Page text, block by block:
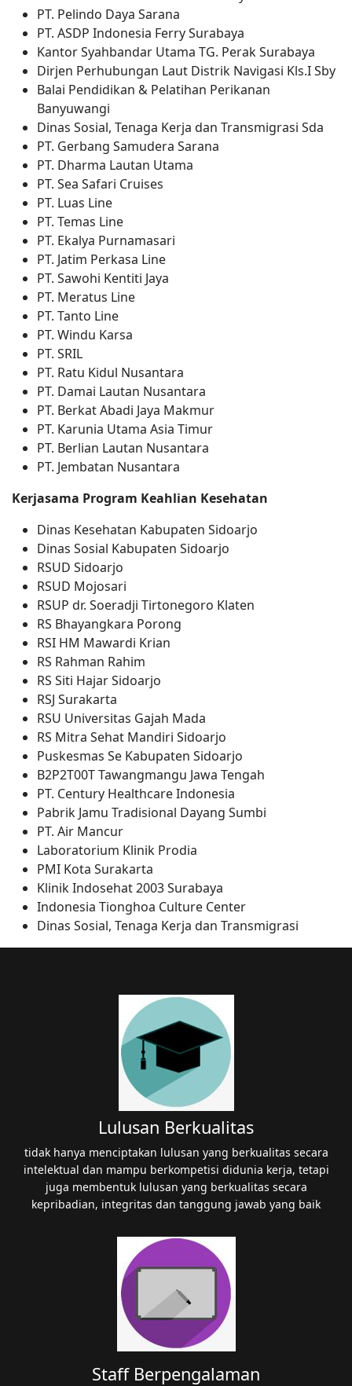
PT. Pelindo Daya Sarana
PT. ASDP Indonesia Ferry Surabaya
Kantor Syahbandar Utama TG. Perak Surabaya
Dirjen Perhubungan Laut Distrik Navigasi Kls.I Sby
Balai Pendidikan & Pelatihan Perikanan
Banyuwangi
Dinas Sosial, Tenaga Kerja dan Transmigrasi Sda
PT. Gerbang Samudera Sarana
PT. Dharma Lautan Utama
PT. Sea Safari Cruises
PT. Luas Line
PT. Temas Line
PT. Ekalya Purnamasari
PT. Jatim Perkasa Line
PT. Sawohi Kentiti Jaya
PT. Meratus Line
PT. Tanto Line
PT. Windu Karsa
PT. SRIL
PT. Ratu Kidul Nusantara
PT. Damai Lautan Nusantara
PT. Berkat Abadi Jaya Makmur
PT. Karunia Utama Asia Timur
PT. Berlian Lautan Nusantara
PT. Jembatan Nusantara
Kerjasama Program Keahlian Kesehatan
Dinas Kesehatan Kabupaten Sidoarjo
Dinas Sosial Kabupaten Sidoarjo
RSUD Sidoarjo
RSUD Mojosari
RSUP dr. Soeradji Tirtonegoro Klaten
RS Bhayangkara Porong
RSI HM Mawardi Krian
RS Rahman Rahim
RS Siti Hajar Sidoarjo
RSJ Surakarta
RSU Universitas Gajah Mada
RS Mitra Sehat Mandiri Sidoarjo
Puskesmas Se Kabupaten Sidoarjo
B2P2T00T Tawangmangu Jawa Tengah
PT. Century Healthcare Indonesia
Pabrik Jamu Tradisional Dayang Sumbi
PT. Air Mancur
Laboratorium Klinik Prodia
PMI Kota Surakarta
Klinik Indosehat 2003 Surabaya
Indonesia Tionghoa Culture Center
Dinas Sosial, Tenaga Kerja dan Transmigrasi
Lulusan Berkualitas
tidak hanya menciptakan lulusan yang berkualitas secara
intelektual dan mampu berkompetisi didunia kerja, tetapi
juga membentuk lulusan yang berkualitas secara
kepribadian, integritas dan tanggung jawab yang baik
Staff Berpengalaman